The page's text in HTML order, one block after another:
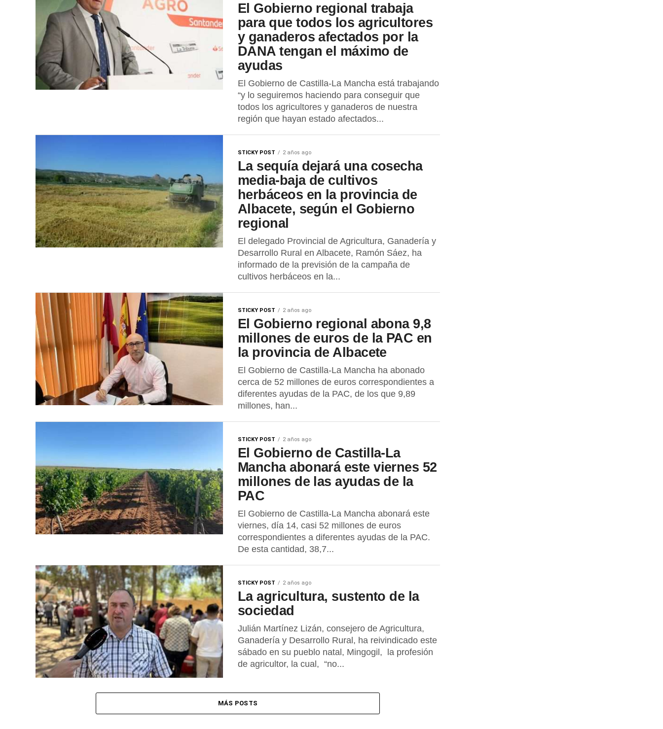
El Gobierno regional trabaja
para que todos los agricultores
y ganaderos afectados por la
DANA tengan el máximo de
ayudas
El Gobierno de Castilla-La Mancha está trabajando
“y lo seguiremos haciendo para conseguir que
todos los agricultores y ganaderos de nuestra
región que hayan estado afectados...
STICKY POST 2 años ago
La sequía dejará una cosecha
media-baja de cultivos
herbáceos en la provincia de
Albacete, según el Gobierno
regional
El delegado Provincial de Agricultura, Ganadería y
Desarrollo Rural en Albacete, Ramón Sáez, ha
informado de la previsión de la campaña de
cultivos herbáceos en la...
STICKY POST 2 años ago
El Gobierno regional abona 9,8
millones de euros de la PAC en
la provincia de Albacete
El Gobierno de Castilla-La Mancha ha abonado
cerca de 52 millones de euros correspondientes a
diferentes ayudas de la PAC, de los que 9,89
millones, han...
STICKY POST 2 años ago
El Gobierno de Castilla-La
Mancha abonará este viernes 52
millones de las ayudas de la
PAC
El Gobierno de Castilla-La Mancha abonará este
viernes, día 14, casi 52 millones de euros
correspondientes a diferentes ayudas de la PAC.
De esta cantidad, 38,7...
STICKY POST 2 años ago
La agricultura, sustento de la
sociedad
Julián Martínez Lizán, consejero de Agricultura,
Ganadería y Desarrollo Rural, ha reivindicado este
sábado en su pueblo natal, Mingogil, la profesión
de agricultor, la cual, “no...
MÁS POSTS